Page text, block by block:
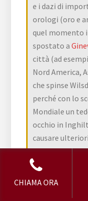
e i dazi di
orologi (oro e
quel momento
spostato a
città (ad
Nord America,
che spinse
perché con lo
Mondiale un
occhio in
causare
CHIAMA ORA